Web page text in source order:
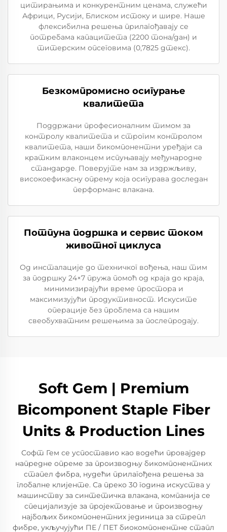
цитирањима и конкурентним ценама, служећи
Африци, Русији, Блиском истоку и шире. Наше
флексибилна решења прилагођавају се
потребама капацитета (2200 тона/дан) и
титерским опсеговима (0,7825 дтекс).
Безкомпромисно осигурање
квалитета
Поддржани професионалним тимом за
контролу квалитета и строгим контролом
квалитета, наши бикомпонентни уређаји са
кратким влаконцем испуњавају међународне
стандарде. Поверујте нам за издржљиву,
високоефикасну опрему која осигурава доследан
перформанс влакана.
Потпуна подршка и сервис током
животног циклуса
Од инсталације до техничког вођења, наш тим
за подршку 24×7 пружа помоћ од краја до краја,
минимизирајући време простора и
максимизујући продуктивност. Искусите
операције без проблема са нашим
свеобухватним решењима за послепродају.
Soft Gem | Premium
Bicomponent Staple Fiber
Units & Production Lines
Софт Гем се успоставио као водећи провајдер
напредне опреме за производњу бикомпонентних
стапел фибра, нудећи прилагођена решења за
глобалне клијенте. Са преко 30 година искуства у
машинству за синтетичка влакана, компанија се
специјализује за пројектовање и производњу
најбољих бикомпонентних јединица за стрепл
фибре, укључујући ПЕ / ПЕТ биокомпонентне стапл